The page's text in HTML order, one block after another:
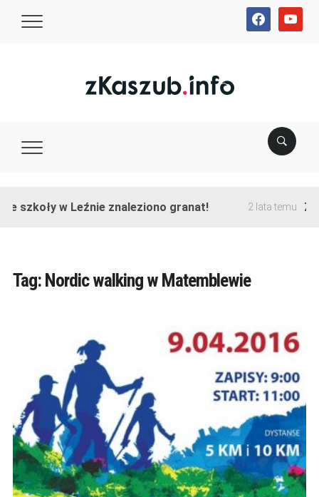
facebookyoutube
szkoły w Leźnie znaleziono granat! 2 lata temu
Tag: Nordic walking w Matemblewie